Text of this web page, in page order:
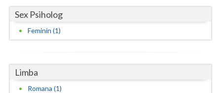
Timis
Tulcea
Vaslui
Vrancea
Sex Psiholog
Feminin (1)
Limba
Romana (1)